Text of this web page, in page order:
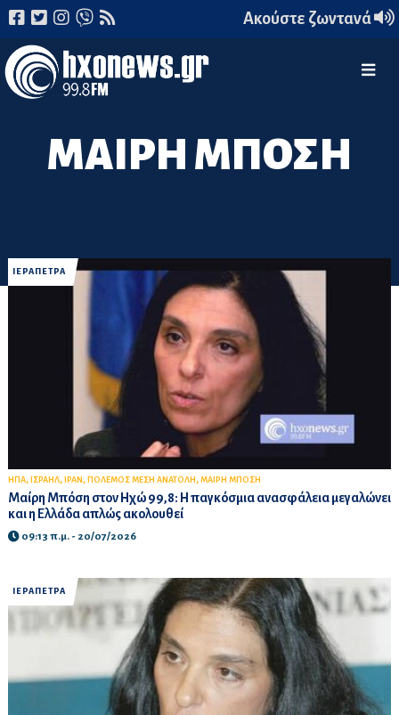
Ακούστε ζωντανά
ΜΑΙΡΗ ΜΠΟΣΗ
ΙΕΡΑΠΕΤΡΑ
ΗΠΑ, ΙΣΡΑΗΛ, ΙΡΑΝ , ΠΟΛΕΜΟΣ ΜΕΣΗ ΑΝΑΤΟΛΗ , ΜΑΙΡΗ ΜΠΟΣΗ
Μαίρη Μπόση στον Ηχώ 99,8: Η παγκόσμια ανασφάλεια μεγαλώνει
και η Ελλάδα απλώς ακολουθεί
09:13 π.μ. - 20/07/2026
ΙΕΡΑΠΕΤΡΑ